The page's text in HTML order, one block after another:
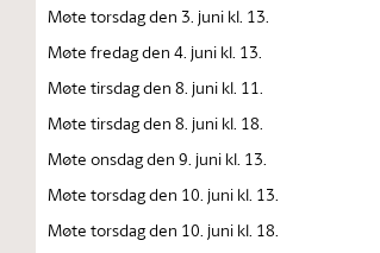
Møte torsdag den 3. juni kl. 13.
Møte fredag den 4. juni kl. 13.
Møte tirsdag den 8. juni kl. 11.
Møte tirsdag den 8. juni kl. 18.
Møte onsdag den 9. juni kl. 13.
Møte torsdag den 10. juni kl. 13.
Møte torsdag den 10. juni kl. 18.